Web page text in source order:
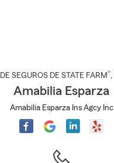
SEGUROS DE STATE FARM®,
Amabilia Esparza
Amabilia Esparza Ins Agcy Inc